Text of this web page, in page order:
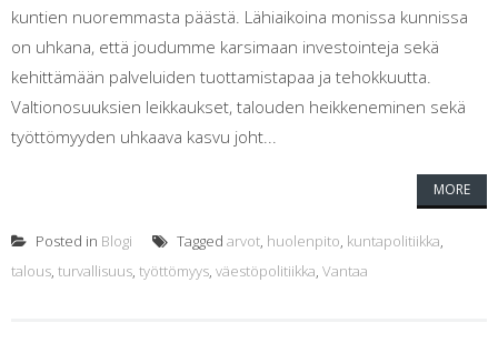
kuntien nuoremmasta päästä. Lähiaikoina monissa kunnissa
on uhkana, että joudumme karsimaan investointeja sekä
kehittämään palveluiden tuottamistapaa ja tehokkuutta.
Valtionosuuksien leikkaukset, talouden heikkeneminen sekä
työttömyyden uhkaava kasvu joht...
MORE
Posted in Blogi Tagged arvot, huolenpito, kuntapolitiikka,
talous, turvallisuus, työttömyys, väestöpolitiikka, Vantaa